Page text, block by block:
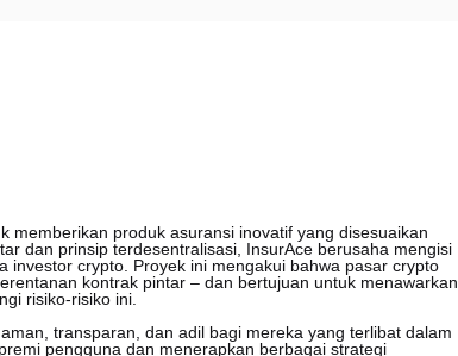
memberikan produk asuransi inovatif yang disesuaikan
dan prinsip terdesentralisasi, InsurAce berusaha mengisi
investor crypto. Proyek ini mengakui bahwa pasar crypto
kontrak pintar – dan bertujuan untuk menawarkan
risiko-risiko ini.
transparan, dan adil bagi mereka yang terlibat dalam
pengguna dan menerapkan berbagai strategi